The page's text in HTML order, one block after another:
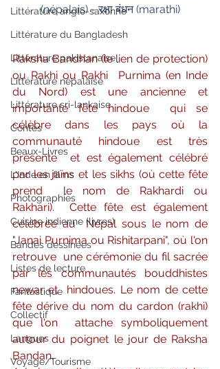
Littérature anglo-saxonne
Littérature du Bangladesh
Littérature pakistanaise
Littérature népalaise
Littérature sri-lankaise
Contes
Beaux-Livres
L'Inde en films
Photographies
Cuisine indienne (livres)
Bandes dessinées
Listes de lecture
Fantastique
Collectif
Langues
Voyage/Tourisme
(népalais) - रक्षा बंधन (marathi)
Raksha Bandhan (le lien de protection)
ou Rakhi ou Rakhi  Purnima (en Inde
du Nord) est une ancienne et
importante fête hindoue  qui se
célèbre dans les pays où la
communauté hindoue est très
présente  et est également célébré
par les jaïns et les sikhs (où cette fête
prend  le nom de Rakhardi ou
Rakhari).  Cette fête est également
célébrée au  Népal sous le nom de
"Janai Purnima ou Rishitarpani", où l'on
retrouve  une cérémonie du fil sacrée
par les communautés bouddhistes
newar et  hindoues. Le nom de cette
fête dérive du nom du cardon (rakhi)
que l'on  attache symboliquement
autour du poignet le jour de Raksha
Bandan.